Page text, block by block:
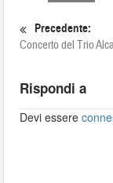
Precedente:
Concerto del Trio
Rispondi a
Devi essere